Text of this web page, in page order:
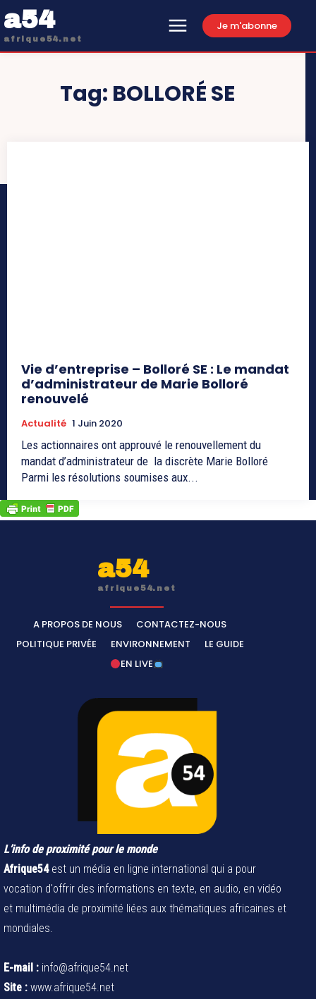
a54
afrique54.net
Je m'abonne
Tag: BOLLORÉ SE
Vie d’entreprise – Bolloré SE : Le mandat
d’administrateur de Marie Bolloré
renouvelé
Actualité 1 Juin 2020
Les actionnaires ont approuvé le renouvellement du
mandat d’administrateur de la discrète Marie Bolloré
Parmi les résolutions soumises aux...
a54
afrique54.net
A PROPOS DE NOUS
CONTACTEZ-NOUS
POLITIQUE PRIVÉE
ENVIRONNEMENT
LE GUIDE
EN LIVE
L’info de proximité pour le monde
Afrique54est un média en ligne international qui a pour
vocation d'offrir des informations en texte, en audio, en vidéo
et multimédia de proximité liées aux thématiques africaines et
mondiales.
E-mail : info@afrique54.net
Site : www.afrique54.net